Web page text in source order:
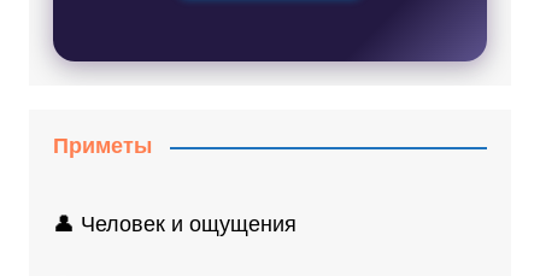
Приметы
👤 Человек и ощущения